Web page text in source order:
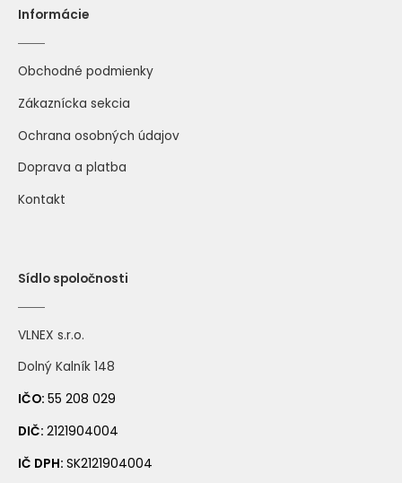
751 svetlá slivková
Informácie
Obchodné podmienky
Zákaznícka sekcia
Ochrana osobných údajov
Doprava a platba
Kontakt
Sídlo spoločnosti
VLNEX s.r.o.
Dolný Kalník 148
IČO: 55 208 029
DIČ: 2121904004
IČ DPH: SK2121904004